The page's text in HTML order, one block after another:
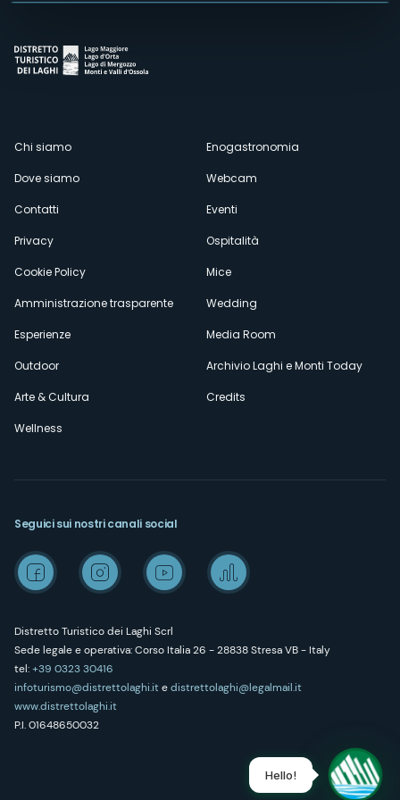
Menù
secondario
Chi siamo
Dove siamo
Contatti
Privacy
Cookie Policy
Amministrazione trasparente
Esperienze
Outdoor
Arte & Cultura
Wellness
Enogastronomia
Webcam
Eventi
Ospitalità
Mice
Wedding
Media Room
Archivio Laghi e Monti Today
Credits
Distretto Turistico dei Laghi Scrl
Sede legale e operativa: Corso Italia 26 - 28838 Stresa VB - Italy
tel:+39 0323 30416
infoturismo@distrettolaghi.itedistrettolaghi@legalmail.it
www.distrettolaghi.it
P.I. 01648650032
Seguici sui nostri canali social